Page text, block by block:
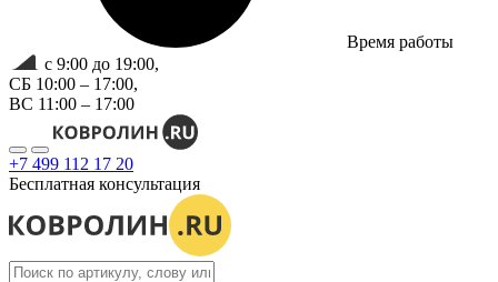
Время работы
с 9:00 до 19:00,
СБ 10:00 – 17:00,
ВС 11:00 – 17:00
+7 499 112 17 20
Бесплатная консультация